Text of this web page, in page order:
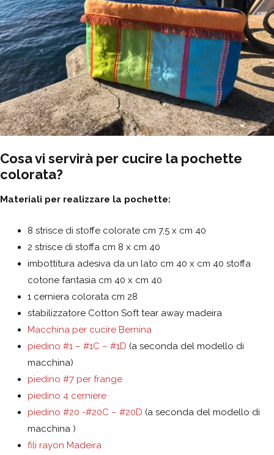
Cosa vi servirà per cucire la pochette
colorata?
Materiali per realizzare la pochette:
8 strisce di stoffe colorate cm 7,5 x cm 40
2 strisce di stoffa cm 8 x cm 40
imbottitura adesiva da un lato cm 40 x cm 40 stoffa
cotone fantasia cm 40 x cm 40
1 cerniera colorata cm 28
stabilizzatore Cotton Soft tear away madeira
Macchina per cucire Bernina
piedino #1 – #1C – #1D (a seconda del modello di
macchina)
piedino #7 per frange
piedino 4 cerniere
piedino #20 -#20C – #20D (a seconda del modello di
macchina )
fili rayon Madeira